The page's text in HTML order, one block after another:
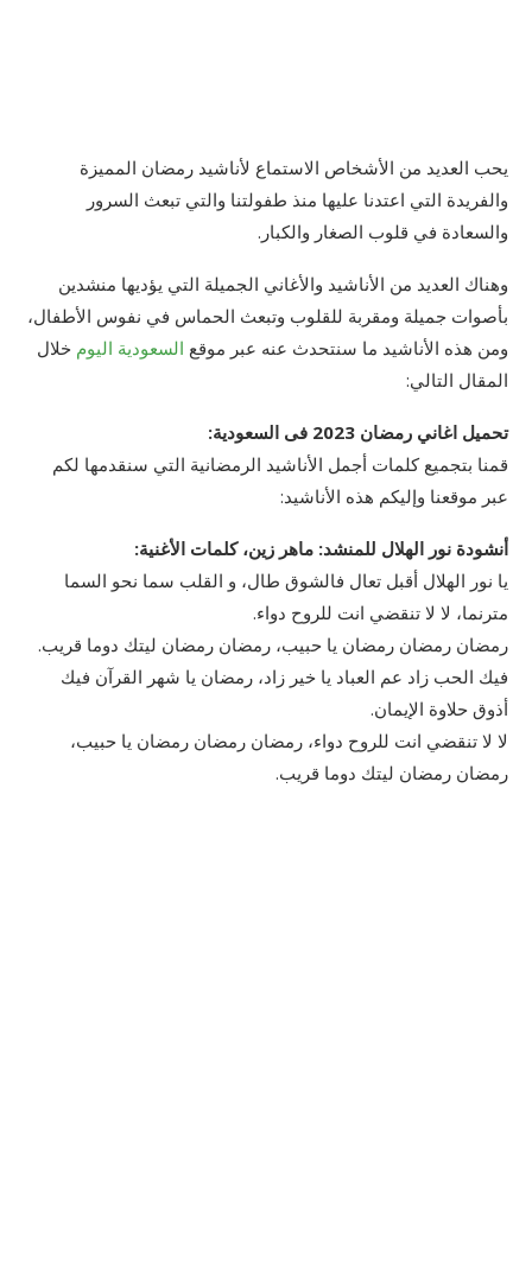
يحب العديد من الأشخاص الاستماع لأناشيد رمضان المميزة
والفريدة التي اعتدنا عليها منذ طفولتنا والتي تبعث السرور
والسعادة في قلوب الصغار والكبار.
وهناك العديد من الأناشيد والأغاني الجميلة التي يؤديها منشدين
بأصوات جميلة ومقربة للقلوب وتبعث الحماس في نفوس الأطفال،
ومن هذه الأناشيد ما سنتحدث عنه عبر موقع السعودية اليوم خلال
المقال التالي:
تحميل اغاني رمضان 2023 فى السعودية:
قمنا بتجميع كلمات أجمل الأناشيد الرمضانية التي سنقدمها لكم
عبر موقعنا وإليكم هذه الأناشيد:
أنشودة نور الهلال للمنشد: ماهر زين، كلمات الأغنية:
يا نور الهلال أقبل تعال فالشوق طال، و القلب سما نحو السما
مترنما، لا لا تنقضي انت للروح دواء.
رمضان رمضان رمضان يا حبيب، رمضان رمضان ليتك دوما قريب.
فيك الحب زاد عم العباد يا خير زاد، رمضان يا شهر القرآن فيك
أذوق حلاوة الإيمان.
لا لا تنقضي انت للروح دواء، رمضان رمضان رمضان يا حبيب،
رمضان رمضان ليتك دوما قريب.